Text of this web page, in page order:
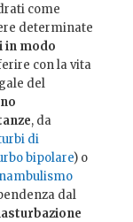
come
determinate
in modo
con la vita
del
, da
di
bipolare) o
dal